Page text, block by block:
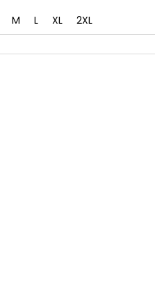
M L XL 2XL